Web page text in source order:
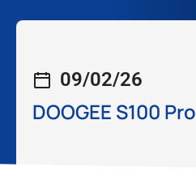
09/02/26
DOOGEE S100 Pro